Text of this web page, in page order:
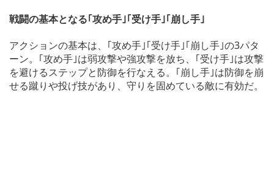
戦闘の基本となる｢攻め手｣｢受け手｣｢崩し手｣
アクションの基本は、｢攻め手｣｢受け手｣｢崩し手｣の3パタ
ーン。｢攻め手｣は弱攻撃や強攻撃を放ち、｢受け手｣は攻撃
を避けるステップと防御を行なえる。｢崩し手｣は防御を崩
せる蹴りや投げ技があり、守りを固めている敵に有効だ。